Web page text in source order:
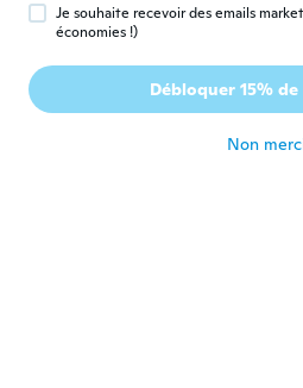
M Maura
Inscrit depuis 2017 · 3
Gostei.
Je souhaite recevoir des emails
économies !)
Débloquer 15%
Non